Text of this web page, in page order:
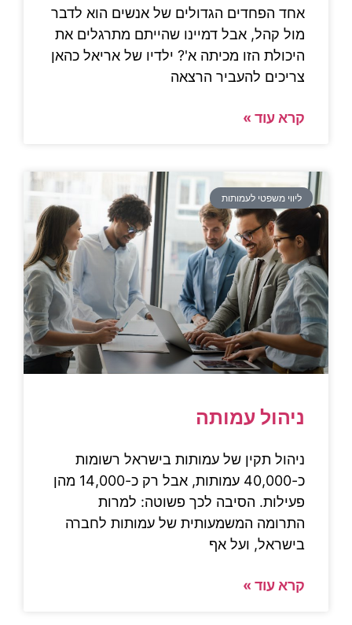
אחד הפחדים הגדולים של אנשים הוא לדבר
מול קהל, אבל דמיינו שהייתם מתרגלים את
היכולת הזו מכיתה א'? ילדיו של אריאל כהאן
צריכים להעביר הרצאה
קרא עוד »
ליווי משפטי לעמותות
ניהול עמותה
ניהול תקין של עמותות בישראל רשומות
כ-40,000 עמותות, אבל רק כ-14,000 מהן
פעילות. הסיבה לכך פשוטה: למרות
התרומה המשמעותית של עמותות לחברה
בישראל, ועל אף
קרא עוד »